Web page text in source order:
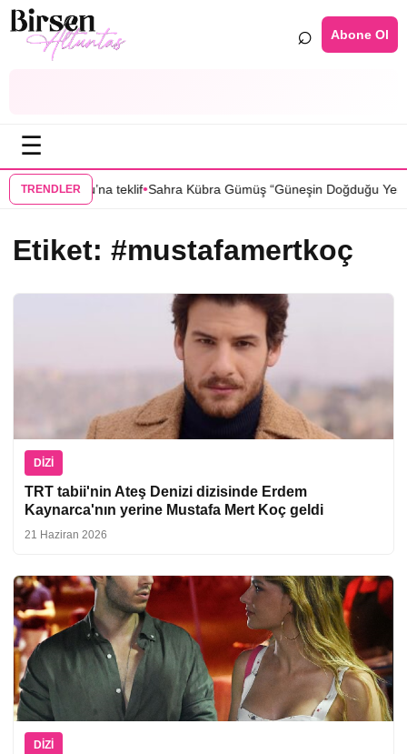
⌕ Abone Ol
☰
TRENDLER
Türkoğlu’na teklif•Sahra Kübra Gümüş “Güneşin Doğduğu Yer”
Etiket: #mustafamertkoç
DIZI
TRT tabii'nin Ateş Denizi dizisinde Erdem
Kaynarca'nın yerine Mustafa Mert Koç geldi
21 Haziran 2026
DIZI